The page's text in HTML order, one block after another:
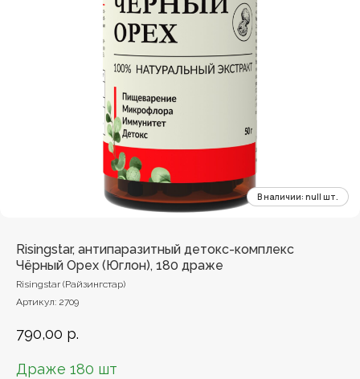
Risingstar, антипаразитный детокс-комплекс
Чёрный Орех (Юглон), 180 драже
Risingstar (Райзингстар)
Артикул: 2709
790,00 р.
Драже 180 шт